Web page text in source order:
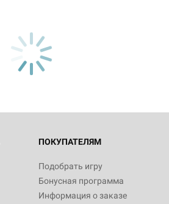
ПОКУПАТЕЛЯМ
Подобрать игру
Бонусная программа
Информация о заказе